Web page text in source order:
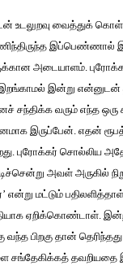
உடலுறவு வைத்துக்
இப்பெண்ணால்
அடையாளம்.
இறங்காமல் இன்று
வரும் எந்த ஒரு
இருப்பேன். எதன்
புரோக்கர் சொல்லிய
அவள் அருகில்
மட்டும்
ஏறிக்கொண்டாள்.
பிறகு தான்
தவறியதை